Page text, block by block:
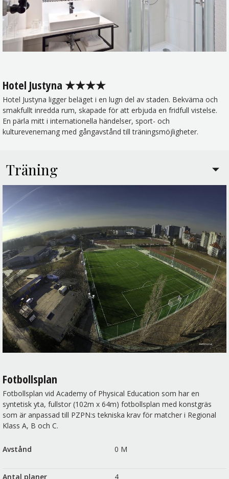
Hotel Justyna ★★★★
Hotel Justyna ligger beläget i en lugn del av staden. Bekväma och
smakfullt inredda rum, skapade för att erbjuda en fridfull vistelse.
En pärla mitt i internationella händelser, sport- och
kulturevenemang med gångavstånd till träningsmöjligheter.
Träning
Fotbollsplan
Fotbollsplan vid Academy of Physical Education som har en
syntetisk yta, fullstor (102m x 64m) fotbollsplan med konstgräs
som är anpassad till PZPN:s tekniska krav för matcher i Regional
Klass A, B och C.
Avstånd 0 M
Antal planer 4